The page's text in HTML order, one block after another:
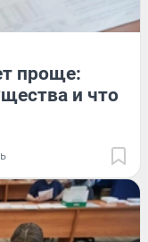
проще:
и что